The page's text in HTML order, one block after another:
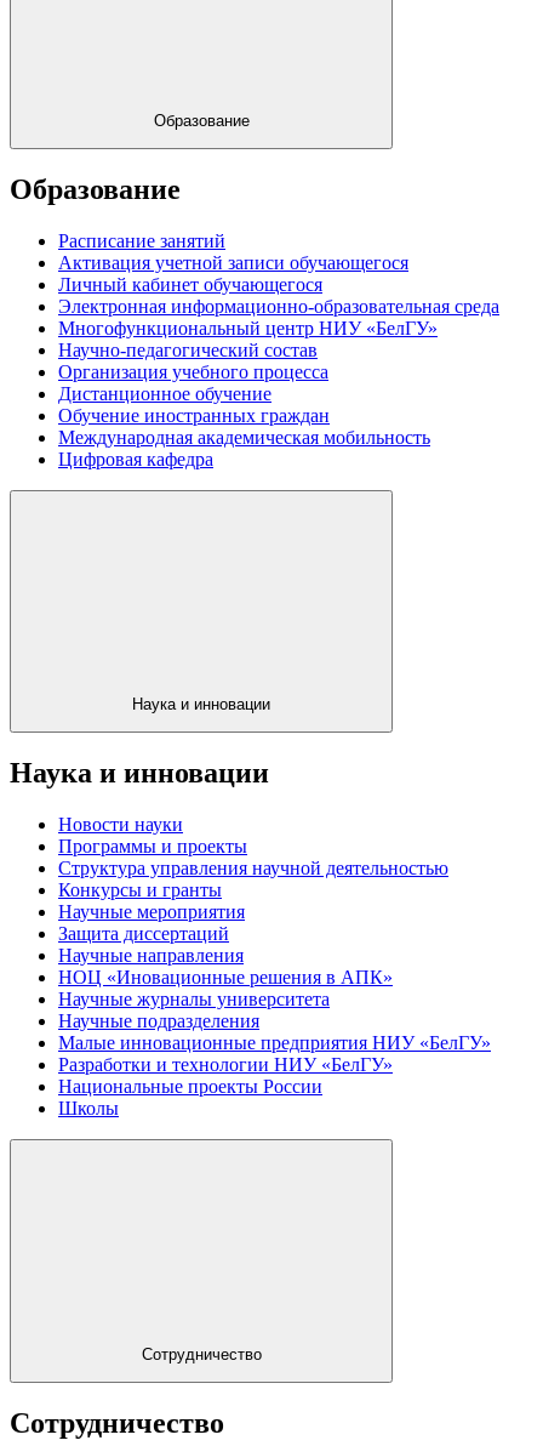
Образование
Образование
Расписание занятий
Активация учетной записи обучающегося
Личный кабинет обучающегося
Электронная информационно-образовательная среда
Многофункциональный центр НИУ «БелГУ»
Научно-педагогический состав
Организация учебного процесса
Дистанционное обучение
Обучение иностранных граждан
Международная академическая мобильность
Цифровая кафедра
Наука и инновации
Наука и инновации
Новости науки
Программы и проекты
Структура управления научной деятельностью
Конкурсы и гранты
Научные мероприятия
Защита диссертаций
Научные направления
НОЦ «Иновационные решения в АПК»
Научные журналы университета
Научные подразделения
Малые инновационные предприятия НИУ «БелГУ»
Разработки и технологии НИУ «БелГУ»
Национальные проекты России
Школы
Сотрудничество
Сотрудничество